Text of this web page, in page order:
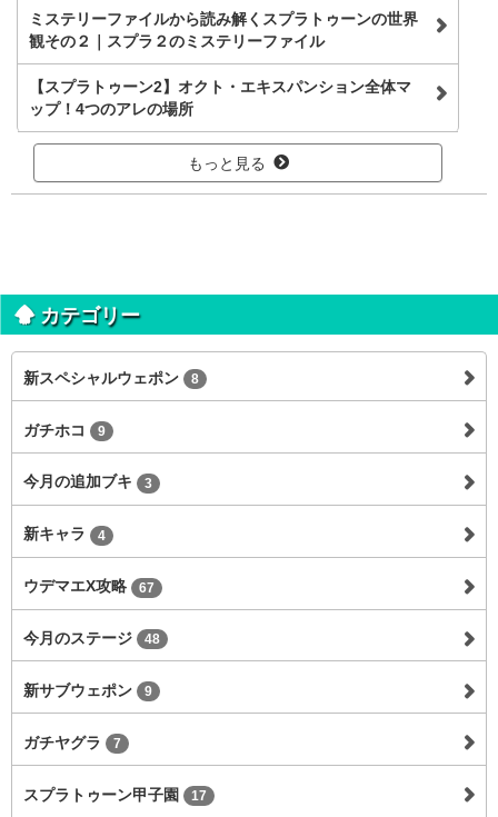
ミステリーファイルから読み解くスプラトゥーンの世界
観その２｜スプラ２のミステリーファイル
【スプラトゥーン2】オクト・エキスパンション全体マ
ップ！4つのアレの場所
もっと見る
カテゴリー
新スペシャルウェポン 8
ガチホコ 9
今月の追加ブキ 3
新キャラ 4
ウデマエX攻略 67
今月のステージ 48
新サブウェポン 9
ガチヤグラ 7
スプラトゥーン甲子園 17